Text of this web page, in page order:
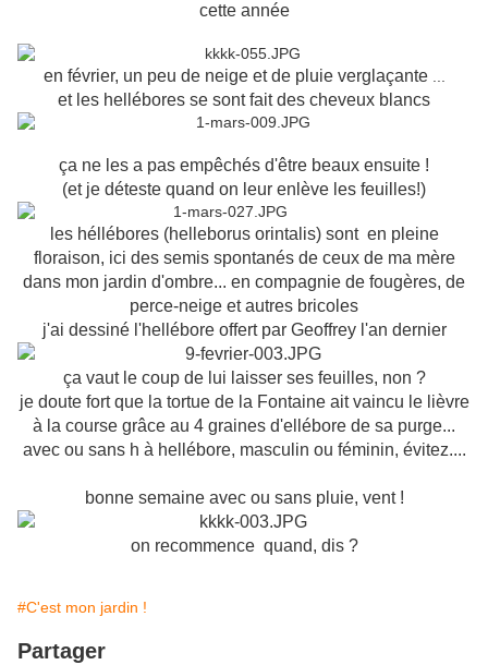
cette année
en février, un peu de neige et de pluie verglaçante...
et les hellébores se sont fait des cheveux blancs
ça ne les a pas empêchés d'être beaux ensuite !
(et je déteste quand on leur enlève les feuilles!)
les héllébores (helleborus orintalis) sont en pleine
floraison, ici des semis spontanés de ceux de ma mère
dans mon jardin d'ombre... en compagnie de fougères, de
perce-neige et autres bricoles
j'ai dessiné l'hellébore offert par Geoffrey l'an dernier
ça vaut le coup de lui laisser ses feuilles, non ?
je doute fort que la tortue de la Fontaine ait vaincu le lièvre
à la course grâce au 4 graines d'ellébore de sa purge...
avec ou sans h à hellébore, masculin ou féminin, évitez....
bonne semaine avec ou sans pluie, vent !
on recommence quand, dis ?
#C'est mon jardin !
Partager